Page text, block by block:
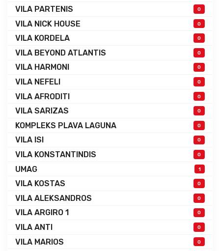
VILA PARTENIS 0
VILA NICK HOUSE 0
VILA KORDELA 0
VILA BEYOND ATLANTIS 0
VILA HARMONI 0
VILA NEFELI 0
VILA AFRODITI 0
VILA SARIZAS 0
KOMPLEKS PLAVA LAGUNA 0
VILA ISI 0
VILA KONSTANTINDIS 0
UMAG 1
VILA KOSTAS 0
VILA ALEKSANDROS 0
VILA ARGIRO 1 0
VILA ANTI 0
VILA MARIOS 0